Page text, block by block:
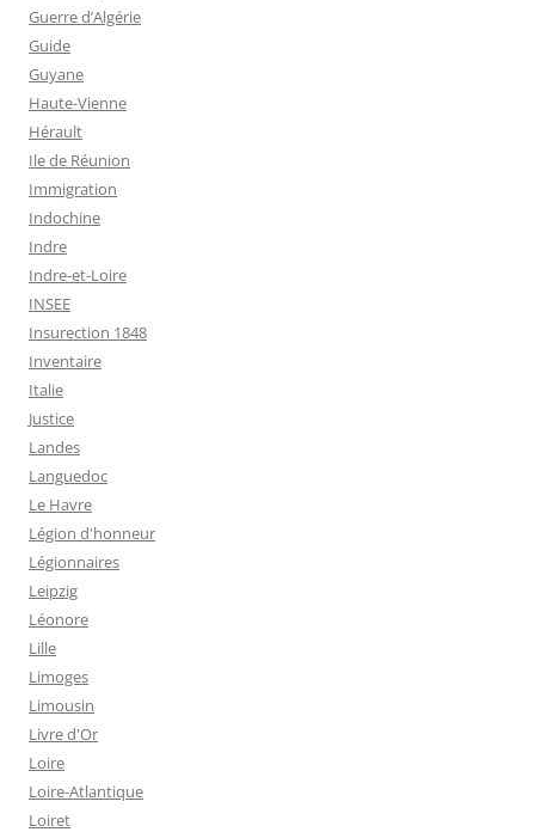
Guerre d’Algérie
Guide
Guyane
Haute-Vienne
Hérault
Ile de Réunion
Immigration
Indochine
Indre
Indre-et-Loire
INSEE
Insurection 1848
Inventaire
Italie
Justice
Landes
Languedoc
Le Havre
Légion d'honneur
Légionnaires
Leipzig
Léonore
Lille
Limoges
Limousin
Livre d'Or
Loire
Loire-Atlantique
Loiret